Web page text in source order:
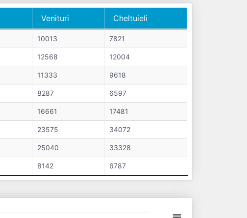
Venituri
Cheltuieli
Venituri Cheltuieli
10013 7821
12568 12004
11333 9618
8287 6597
16661 17481
23575 34072
25040 33328
8142 6787